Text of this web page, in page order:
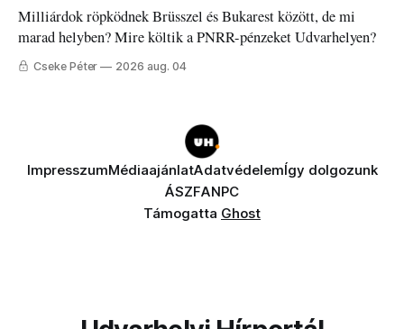
Milliárdok röpködnek Brüsszel és Bukarest között, de mi
marad helyben? Mire költik a PNRR-pénzeket Udvarhelyen?
Cseke Péter 2026 aug. 04
ImpresszumMédiaajánlatAdatvédelemÍgy dolgozunk
ÁSZFANPC
Támogatta Ghost